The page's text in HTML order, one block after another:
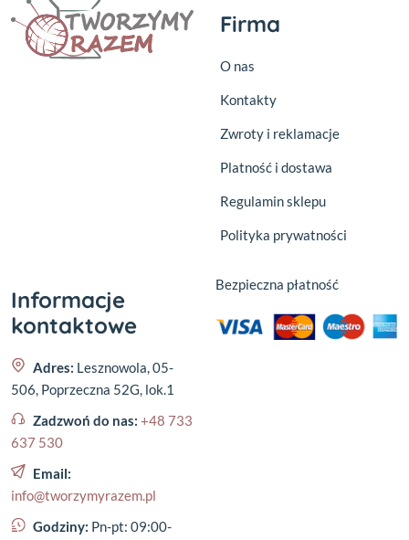
Firma
O nas
Kontakty
Zwroty i reklamacje
Platność i dostawa
Regulamin sklepu
Polityka prywatności
Informacje
kontaktowe
Adres: Lesznowola, 05-
506, Poprzeczna 52G, lok.1
Zadzwoń do nas: +48 733
637 530
Email:
info@tworzymyrazem.pl
Godziny: Pn-pt: 09:00-
Bezpieczna płatność